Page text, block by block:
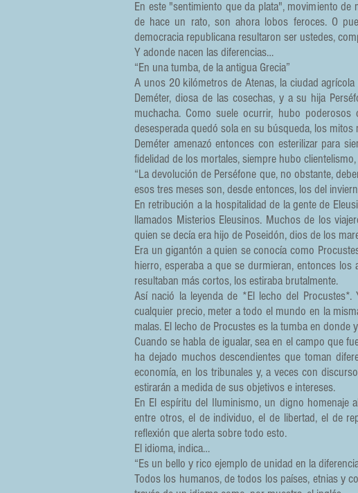
En este "sentimiento que da plata", movimiento
de hace un rato, son ahora lobos feroces. O
democracia republicana resultaron ser ustedes,
Y adonde nacen las diferencias…
“En una tumba, de la antigua Grecia”
A unos 20 kilómetros de Atenas, la ciudad
Deméter, diosa de las cosechas, y a su hija
muchacha. Como suele ocurrir, hubo
desesperada quedó sola en su búsqueda, los
Deméter amenazó entonces con esterilizar para
fidelidad de los mortales, siempre hubo
“La devolución de Perséfone que, no obstante,
esos tres meses son, desde entonces, los del
En retribución a la hospitalidad de la gente de
llamados Misterios Eleusinos. Muchos de los
quien se decía era hijo de Poseidón, dios de los
Era un gigantón a quien se conocía como
hierro, esperaba a que se durmieran, entonces
resultaban más cortos, los estiraba brutalmente.
Así nació la leyenda de *El lecho del
cualquier precio, meter a todo el mundo en la
malas. El lecho de Procustes es la tumba en donde
Cuando se habla de igualar, sea en el campo que
ha dejado muchos descendientes que toman
economía, en los tribunales y, a veces con
estirarán a medida de sus objetivos e intereses.
En El espíritu del Iluminismo, un digno homenaje
entre otros, el de individuo, el de libertad, el de
reflexión que alerta sobre todo esto.
El idioma, indica…
“Es un bello y rico ejemplo de unidad en la
Todos los humanos, de todos los países, etnias y